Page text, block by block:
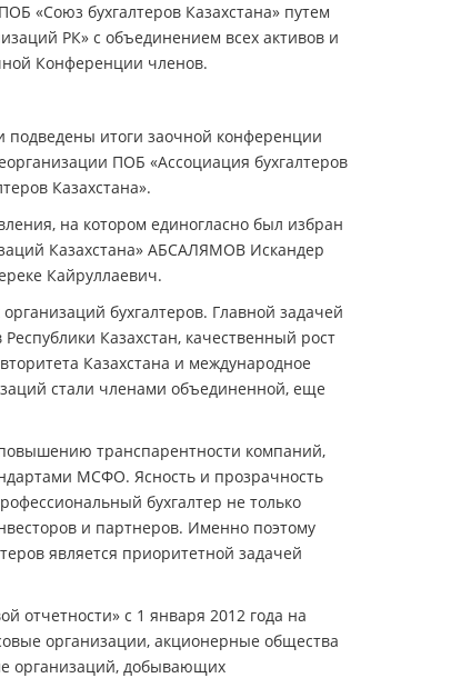
«Союз бухгалтеров Казахстана» путем
РК» с объединением всех активов и
Конференции членов.
подведены итоги заочной конференции
ПОБ «Ассоциация бухгалтеров
Казахстана».
на котором единогласно был избран
Казахстана» АБСАЛЯМОВ Искандер
Кайруллаевич.
бухгалтеров. Главной задачей
Казахстан, качественный рост
Казахстана и международное
стали членами объединенной, еще
транспарентности компаний,
МСФО. Ясность и прозрачность
бухгалтер не только
и партнеров. Именно поэтому
является приоритетной задачей
отчетности» с 1 января 2012 года на
организации, акционерные общества
организаций, добывающих